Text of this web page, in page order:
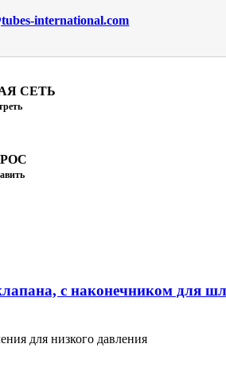
international.com
СЕТЬ
с наконечником для
для низкого давления